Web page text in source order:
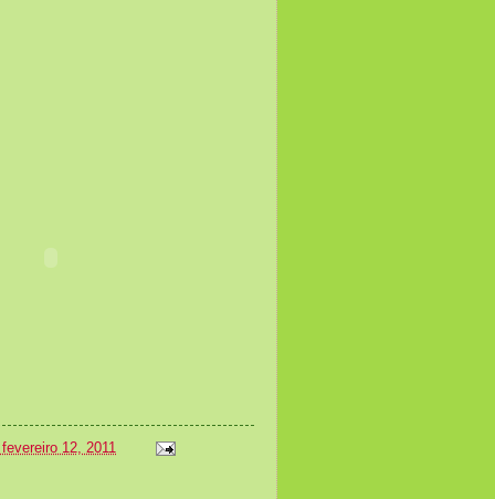
12, 2011